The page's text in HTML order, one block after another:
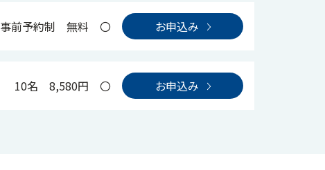
事前予約制 無料 〇 お申込み
10名 8,580円 〇 お申込み